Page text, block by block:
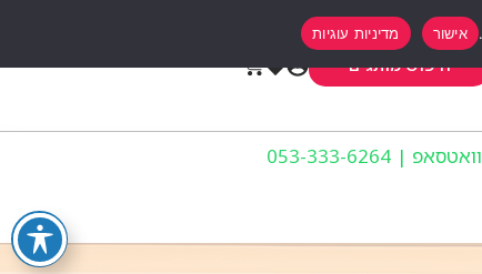
חיפוש מותגים
וואטסאפ | 053-333-6264
אישור מדיניות עוגיות